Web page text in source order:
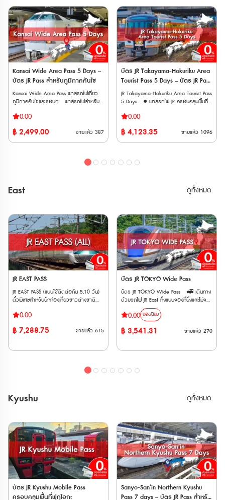
coupon 6. Okayama Prefecture
Kurashiki Bikan Historical Quarter
Rambler Coupons 7. Betty Smith
Factory Outlet 1500 Yen coupon 8.
City of Denim Kojima Tour Bus 1-Day
Pass 9. WASHU BLUE RESORT Kasago
hot spring one day pass 10. JR
Okayama Station-mae Electronics Retail
Store “Bic Camera Okayama Station-
mae Store” 1000-yen Voucher 11.
Ikurado Cave Admission
Ticket(2024.02.02~) 12. Takahashishi
Nariwa Museum Admission Ticket
2000 yen coupon วิธีการใช้งาน: •
จากจองแล้ว จะได้รับอีเมลที่มี QR code ให้
นำไปแลกบัตรจริงที่ตู้จำหน่ายตั๋วสีเขียวของ
Have Fun in OKAYAMA Pass 1 Week
Free Pass: หลังจากจองแล้ว จะได้รับอีเมลที่
ใช้งาน: บัตรทั้งสองแบบสามารถใช้งานได้
10 ใบ
JAPAN RAIL CAFE (Tokyo Station Yaesu
Exit) ・Takanawa Gateway Travel
Service Center • AGT ・(JTB) Haneda
กรณี JR EAST PASS (แบบใช้ติดต่อกัน
5 วัน) ตั๋วพิเศษสำหรับนักท่องเที่ยวชาว
ต่างชาติเท่านั้น !!! สามารถโดยสารรถไฟ JR
(รวม Shinkansen และ limited express
trains) ในภูมิภาคคันโต และภูมิภาคโทโฮกุ ได้
โดยไม่จำกัดครั้ง สามารถใช้ได้ 5 วันต่อ
เนื่อง • ใช้รถไฟชินคันเซ็นและรถไฟ JR East
ในภูมิภาคคันไตและโทโฮคุ ได้ไม่จำกัดรอบ
ตลอดระยะเวลา 5 วัน • เหมาะสำหรับผู้ที่
ต้องการเที่ยวเมืองยอดนิยม เช่น อาโอโมริ
ไม่กังวลเรื่องการจองที่นั่งกระเป๋าการเดินทาง
ขนาดใหญ่ เพราะบนรถไฟชินคันเซ็นมีชั้นวาง
รถไฟชินคันเซ็น (Shinkansen) • Tohoku
Shinkansen: ระหว่างสถานี Tokyo – Shin-
Aomori • Akita Shinkansen: ระหว่างสถานี
Tokyo – Akita • Yamagata Shinkansen:
Shinkansen: ระหว่างสถานี Tokyo –
Echigo-Yuzawa / GALA Yuzawa •
Joetsumyoko ตามขอบเขตพื้นที่) 🚄
• Azusa, FUJI EXCURSION (เฉพาะบางช่วง)
• Kaiji, Hachioji, Ome • Shonan,
Odoriko • Wakashio / Sazanami /
Shiosai • Swallow Akagi, Akagi, Kusatsu
• Tsugaru, Inaho (สามารถใช้ได้เฉพาะบาง
ช่วง) • Tobu Railway ได้แก่ Nikko,
Kinugawa และ SPACIA Kinugawa *ใช้ได้
เฉพาะเมื่อขบวนเริ่มต้นหรือสิ้นสุดที่สถานี JR
เท่านั้น *ไม่สามารถใช้กับสถานี Asakusa
🚄 รถไฟท้องถิ่นและสายรถไฟอื่น ๆ (Local
& Others) • รถไฟ JR East (Local /
Rapid) ทุกสายในพื้นที่ที่กำหนด รวมถึงรถไฟ
สาย Yamanote และบริการ BRT (Bus
Rapid Transit) • รถบัส JR ภายในพื้นที่ที่
กำหนด (ยกเว้นรถบัสทางด่วนและรถประจำ
ทางบางส่วน) Maps 🚄 สายรถไฟเอกชน
Panorama Line) - Aoimori Railway -
Railway: ช่วงระหว่างสถานี Naoetsu –
Arai - Tobu Railway: รถไฟธรรมดาและรถ
Have Fun in Tokyo Pass (สามารถเลือก
เข้าชมได้ 3 สถานที่ ) 1. Hakone
Kowakien Yunessun Spa Resort Pass
(Yunessun area + Hot Spring area)
2. Forest Adventure Yokohama Hiking
Course 60-Minute Experience
3. Forest Adventure Hakone Canopy
Course 4. KEIKYU Misaki Maguro
Day Trip One-Day Tour - From
Shinagawa Station 5. Tokyo Dome
กรณี JR EAST PASS (แบบใช้ติดต่อกัน
10 วัน) ตั๋วพิเศษสำหรับนักท่องเที่ยวชาว
ต่างชาติเท่านั้น !!! สามารถโดยสารรถไฟ JR
(รวม Shinkansen และ limited express
trains) ในภูมิภาคคันโต และภูมิภาคโทโฮกุ ได้
โดยไม่จำกัดครั้ง สามารถใช้ได้ 10 วันต่อ
เนื่อง • ใช้รถไฟชินคันเซ็นและรถไฟ JR East
ในภูมิภาคคันไตและโทโฮคุ ได้ไม่จำกัดรอบ
ตลอดระยะเวลา 10 วัน • เหมาะสำหรับผู้ที่
ต้องการเที่ยวเมืองยอดนิยม เช่น อาโอโมริ
เซนได นางาโนะ นีงาตะ • จองที่นั่งได้ฟรี และ
ไม่กังวลเรื่องการจองที่นั่งกระเป๋าการเดินทาง
ขนาดใหญ่ เพราะบนรถไฟชินคันเซ็นมีชั้นวาง
รถไฟชินคันเซ็น (Shinkansen) • Tohoku
Shinkansen: ระหว่างสถานี Tokyo – Shin-
Aomori • Akita Shinkansen: ระหว่างสถานี
Tokyo – Akita • Yamagata Shinkansen:
Shinkansen: ระหว่างสถานี Tokyo –
Echigo-Yuzawa / GALA Yuzawa •
สถานี Tokyo – Sakudaira (หรือจนถึง
Joetsumyoko ตามขอบเขตพื้นที่) 🚄
• Azusa, FUJI EXCURSION (เฉพาะบางช่วง)
• Kaiji, Hachioji, Ome • Shonan,
Odoriko • Wakashio / Sazanami /
Shiosai • Swallow Akagi, Akagi, Kusatsu
• Tsugaru, Inaho (สามารถใช้ได้เฉพาะบาง
ช่วง) • Tobu Railway ได้แก่ Nikko,
Kinugawa และ SPACIA Kinugawa *ใช้ได้
เฉพาะเมื่อขบวนเริ่มต้นหรือสิ้นสุดที่สถานี JR
เท่านั้น *ไม่สามารถใช้กับสถานี Asakusa
🚄 รถไฟท้องถิ่นและสายรถไฟอื่น ๆ (Local
& Others) • รถไฟ JR East (Local /
Rapid) ทุกสายในพื้นที่ที่กำหนด รวมถึงรถไฟ
สาย Yamanote และบริการ BRT (Bus
Rapid Transit) • รถบัส JR ภายในพื้นที่ที่
กำหนด (ยกเว้นรถบัสทางด่วนและรถประจำ
ทางบางส่วน) Maps 🚄 สายรถไฟเอกชน
Panorama Line) - Aoimori Railway -
Airport Transit - Sanriku Railway -
Railway: ช่วงระหว่างสถานี Naoetsu –
Have Fun in Tokyo Pass (สามารถเลือก
เข้าชมได้ 3 สถานที่ ) 1. Hakone
Kowakien Yunessun Spa Resort Pass
(Yunessun area + Hot Spring area)
2. Forest Adventure Yokohama Hiking
Course 60-Minute Experience
3. Forest Adventure Hakone Canopy
Course 4. KEIKYU Misaki Maguro
Day Trip One-Day Tour - From
Shinagawa Station 5. Tokyo Dome
Kansai Wide Area Pass 5 Days –
บัตร JR Pass สำหรับภูมิภาคคันไซ
Kansai Wide Area Pass พาสรถไฟเที่ยว
ภูมิภาคคันไซและรอบๆ พาสรถไฟสำหรับ
West สำหรับเดินทางในพื้นที่ภูมิภาคคันไซ
ฮิเมจิ วาคายาม่า ทตโตริ และโอคายาม่า
● เดินทางด้วยรถไฟ JR West ประเภทรถไฟ
Shinkansen) ภายในภูมิภาคคันไซได้แบบไม่
พิเศษ HARUKA แบบจองที่นั่งล่วงหน้า
Osaka - Okayama ทุกขบวนได้ไม่จำกัด
เที่ยว เวาเชอร์อิเล็กทรอนิก (E-
Voucher) จัดส่งทาง Email หลังการสั่งซื้อ
ต้องนำเวาเชอร์ ไปแลกพาสตัวจริงที่ญี่ปุ่น
ภายใน 90 วันหลังจากวันที่ซื้อ หมายเหตุ
• สามารถใช้กับ Sanyo Shinkansen
“NOZOMI” และ “MIZUHO” ได้ • ไม่
สามารถใช้ได้กับ Tokaido Shinkansen
(Shin-Osaka ⟺ Kyoto/Maibara) • มี
ที่ต้องแสดงตั๋วขึ้นรถไฟ (Jousha Seiriken)
หรือ ตั๋วไลน์เนอร์ (Liner Ken) • สามารถใช้
ผ่านประตูตรวจตั๋วอัตโนมัติได้ด้วย
0.00
฿ 2,499.00 ขายแล้ว 387
บัตร JR Takayama-Hokuriku Area
Tourist Pass 5 Days – บัตร JR Pass
สำหรับทาคายามะและโฮคุริคุ 5 วัน
JR Takayama-Hokuriku Area Tourist Pass
5 Days ● พาสรถไฟ JR ครอบคลุมพื้นที่
(Kyoto), นาโกย่า (Nagoya), ทาคายาม่า
ยาม่า (Toyama), ฟุกุอิ (Fukui) ● นั่งรถไฟ
JR ประเภท Local, Rapid ไม่จำกัดรอบ
บินคันไซ (Kansai Airport; KIX) นั่งรถไฟ
ขบวน HARUKA ไปสถานี Tennoji, Osaka,
(Shirakawago) ได้ฟรีไม่จำกัดรอบ ● นั่ง
กระดาษ จัดส่งทาง EMS ภายใน 3 วัน
ทำการ** ต้องนำเวาเชอร์ ไปแลกพาสตัว
จริงที่ญี่ปุ่น ภายใน 90 วันหลังจากวันที่ซื้อ
** ตั๋วจะจัดส่งเฉพาะวันทำการ (ไม่รวมวัน
หยุดนักขัตฤกษ์ วันศุกร์ และวันเสาร์-
อาทิตย์)
0.00
฿ 4,123.35 ขายแล้ว 1096
East ดูทั้งหมด
JR EAST PASS
JR EAST PASS (แบบใช้ติดต่อกัน 5,10 วัน)
ตั๋วพิเศษสำหรับนักท่องเที่ยวชาวต่างชาติ
Shinkansen และ limited express trains) ใน
จำกัดครั้ง สามารถใช้ได้ 5,10 วันต่อเนื่อง
ภูมิภาคคันไตและโทโฮคุ ได้ไม่จำกัดรอบ
กระเป๋าให้ **เริ่มใช้งานได้ตั้งแต่วันที่ 14
มีนาคม เป็นต้นไป **ตั๋ว JR สามารถสั่งซื้อ
ต้องนำ Voucher JR ไปแลกตั๋วจริงที่ญี่ปุ่น
ภายในไม่เกิน 90 วัน
0.00
฿ 7,288.75 ขายแล้ว 615
บัตร JR TOKYO Wide Pass
บัตร JR TOKYO Wide Pass 🚅 เดินทาง
ด้วยรถไฟ JR East ทั้งแบบจองที่นั่งและไม่จอง
ที่นั่ง ประเภท Local, Rapid, Limited
Express, Shinkansen ได้ไม่จำกัดเที่ยว
เอกชนหลายสาย เช่น Fujikyu Railway, Izu
Joshin Dentetsu และ New Shuttle 🚅
Kinugawa และ SPACIA Kinugawa ตั๋ว
Izu Kyuko • รถไฟสาย Fujikyu Railway •
รถไฟสาย Joshin Dentetsu • รถไฟสาย
Saitama New Urban Transit (Ōmiya -
the Railway Museum) • รถไฟสาย Tokyo
Waterfront Area Rapid Transit (Rinkai) •
รถไฟ Hokuriku Shinkansen ระหว่าง
Tokyo - Sakudaira • รถไฟ
Joetsu Shinkansen ระหว่าง Tokyo - Gala
Yuzawa • รถไฟ Tohoku Shinkansen
ระหว่าง Tokyo - Nasushiobara •
0.00 ยอดนิยม
฿ 3,541.31 ขายแล้ว 270
Kyushu ดูทั้งหมด
บัตร JR Kyushu Mobile Pass
ครอบคลุมพื้นที่ฟุกุโอกะ
Sanyo-San‘in Northern Kyushu
Pass 7 days – บัตร JR Pass สำหรับ